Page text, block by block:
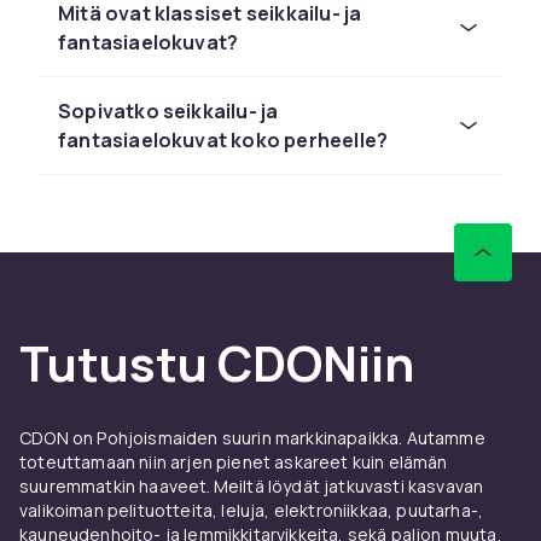
mutta päättyvät kauas
läpi, lohikäärmeiden kanssa taistelemisesta tai
muinaisten ennustusten paljastamisesta?
Silloin fantasiaelokuvat ovat sinun genresi. Tai
hengenvaaralliseen tehtävään? Silloin seikkailu
Jokaiselle jotakin –
eeppisestä yksinkertaiseen
Sinun ei tarvitse olla fantasia- tai
toimintaelokuvan ystävä pitääksesi näistä
elokuvista. Jotkut kiehtovat loistosta, toiset
Mitä ovat klassiset seikkailu- ja
fantasiaelokuvat?
Sopivatko seikkailu- ja
fantasiaelokuvat koko perheelle?
Tutustu CDONiin
CDON on Pohjoismaiden suurin markkinapaikka. Autamme
toteuttamaan niin arjen pienet askareet kuin elämän
suuremmatkin haaveet. Meiltä löydät jatkuvasti kasvavan
valikoiman pelituotteita, leluja, elektroniikkaa, puutarha-,
kauneudenhoito- ja lemmikkitarvikkeita, sekä paljon muuta.